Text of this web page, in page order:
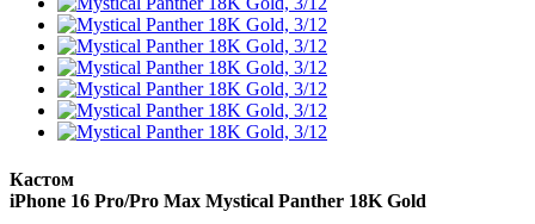
Кастом
iPhone 16 Pro/Pro Max Mystical Panther 18K Gold